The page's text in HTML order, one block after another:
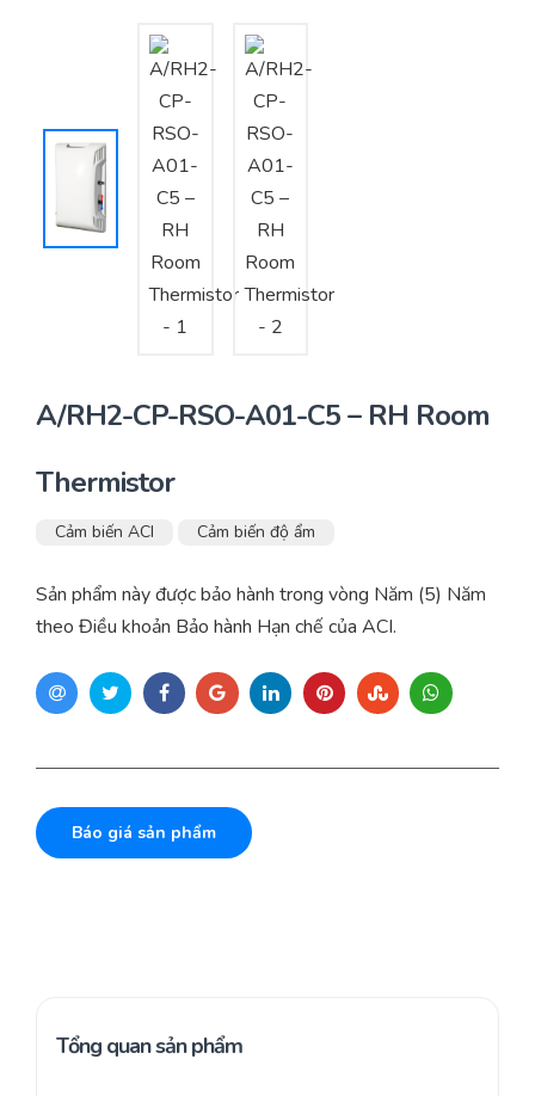
Tư vấn – Thiết kế – Cung cấp thiết bị HVAC
Tư vấn thiết kế, thi công tủ điều khiển
Thi công – Lắp đặt hệ thống HVAC
A/RH2-CP-RSO-A01-C5 – RH Room
Thermistor
Cảm biến ACI Cảm biến độ ẩm
Sản phẩm này được bảo hành trong vòng Năm (5) Năm
theo Điều khoản Bảo hành Hạn chế của ACI.
Báo giá sản phẩm
Tổng quan sản phẩm